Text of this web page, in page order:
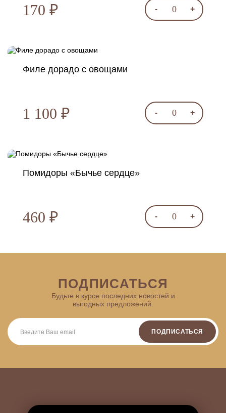
170 ₽ - 0 +
Филе дорадо с овощами
1 100 ₽ - 0 +
Помидоры «Бычье сердце»
460 ₽ - 0 +
ПОДПИСАТЬСЯ
Будьте в курсе последних новостей и
выгодных предложений.
ПОДПИСАТЬСЯ